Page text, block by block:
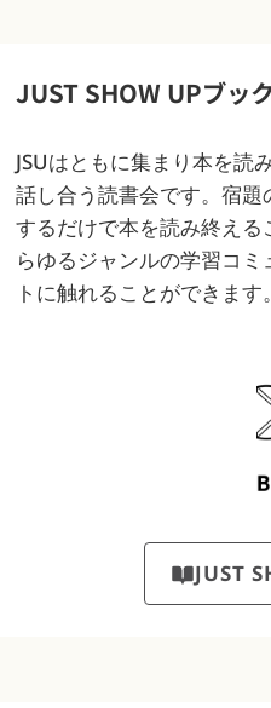
JUST SHOW UPブッ
JSUはともに集まり本を読
話し合う読書会です。宿
するだけで本を読み終え
らゆるジャンルの学習コ
トに触れることができます。
JUST